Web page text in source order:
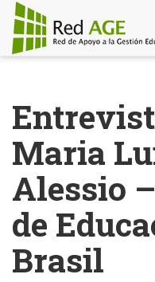
contenido
principal
Maria
Alessio
de
Brasil